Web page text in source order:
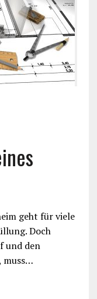
geht für viele
Doch
und den
muss…